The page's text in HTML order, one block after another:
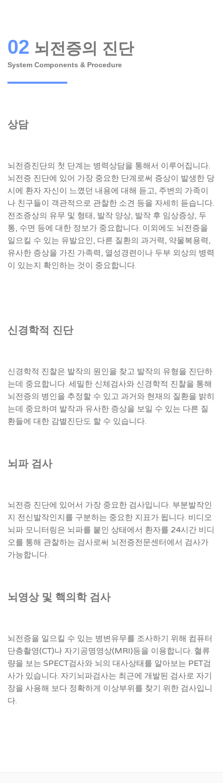
02 뇌전증의 진단
System Components & Procedure
상담
뇌전증진단의 첫 단계는 병력상담을 통해서 이루어집니다.
뇌전증 진단에 있어 가장 중요한 단계로써 증상이 발생한 당
시에 환자 자신이 느꼈던 내용에 대해 듣고, 주변의 가족이
나 친구들이 객관적으로 관찰한 소견 등을 자세히 듣습니다.
전조증상의 유무 및 형태, 발작 양상, 발작 후 임상증상, 두
통, 수면 등에 대한 정보가 중요합니다. 이외에도 뇌전증을
일으킬 수 있는 유발요인, 다른 질환의 과거력, 약물복용력,
유사한 증상을 가진 가족력, 열성경련이나 두부 외상의 병력
이 있는지 확인하는 것이 중요합니다.
신경학적 진단
신경학적 진찰은 발작의 원인을 찾고 발작의 유형을 진단하
는데 중요합니다. 세밀한 신체검사와 신경학적 진찰을 통해
뇌전증의 병인을 추정할 수 있고 과거와 현재의 질환을 밝히
는데 중요하며 발작과 유사한 증상을 보일 수 있는 다른 질
환들에 대한 감별진단도 할 수 있습니다.
뇌파 검사
뇌전증 진단에 있어서 가장 중요한 검사입니다. 부분발작인
지 전신발작인지를 구분하는 중요한 지표가 됩니다. 비디오
뇌파 모니터링은 뇌파를 붙인 상태에서 환자를 24시간 비디
오를 통해 관찰하는 검사로써 뇌전증전문센터에서 검사가
가능합니다.
뇌영상 및 핵의학 검사
뇌전증을 일으킬 수 있는 병변유무를 조사하기 위해 컴퓨터
단층촬영(CT)나 자기공명영상(MRI)등을 이용합니다. 혈류
량을 보는 SPECT검사와 뇌의 대사상태를 알아보는 PET검
사가 있습니다. 자기뇌파검사는 최근에 개발된 검사로 자기
장을 사용해 보다 정확하게 이상부위를 찾기 위한 검사입니
다.